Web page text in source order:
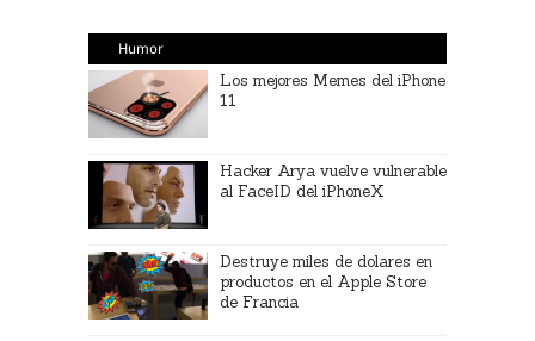
Humor
Los mejores Memes del iPhone
11
Hacker Arya vuelve vulnerable
al FaceID del iPhoneX
Destruye miles de dolares en
productos en el Apple Store
de Francia